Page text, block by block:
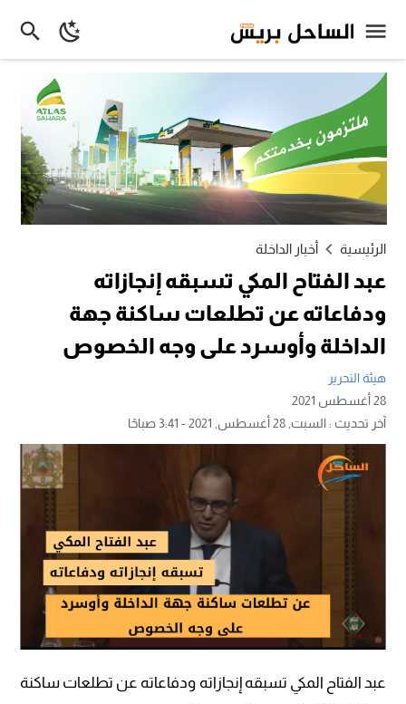
الرئيسية أخبار الداخلة
عبد الفتاح المكي تسبقه إنجازاته
ودفاعاته عن تطلعات ساكنة جهة
الداخلة وأوسرد على وجه الخصوص
هيئة التحرير
28 أغسطس 2021
آخر تحديث :السبت, 28 أغسطس, 2021 - 3:41 صباحًا
عبد الفتاح المكي تسبقه إنجازاته ودفاعاته عن تطلعات ساكنة